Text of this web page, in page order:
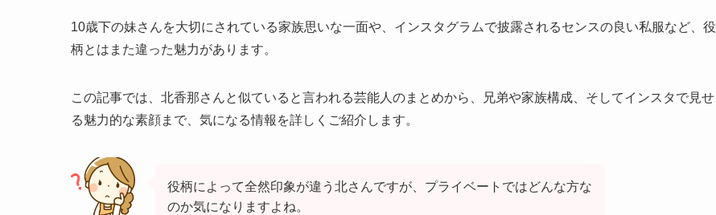
10歳下の妹さんを大切にされている家族思いな一面や、インスタグラムで披露されるセンスの良い私服など、役
柄とはまた違った魅力があります。
この記事では、北香那さんと似ていると言われる芸能人のまとめから、兄弟や家族構成、そしてインスタで見せ
る魅力的な素顔まで、気になる情報を詳しくご紹介します。
役柄によって全然印象が違う北さんですが、プライベートではどんな方な
のか気になりますよね。